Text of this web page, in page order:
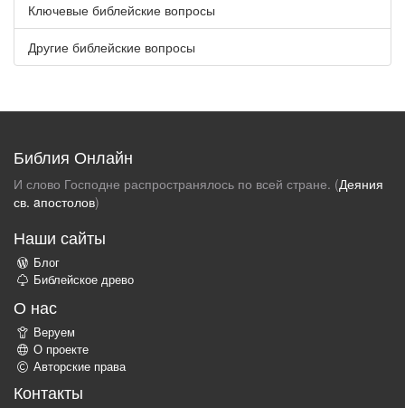
Ключевые библейские вопросы
Другие библейские вопросы
Библия Онлайн
И слово Господне распространялось по всей стране. (Деяния
св. aпостолов)
Наши сайты
Блог
Библейское древо
О нас
Веруем
О проекте
Авторские права
Контакты